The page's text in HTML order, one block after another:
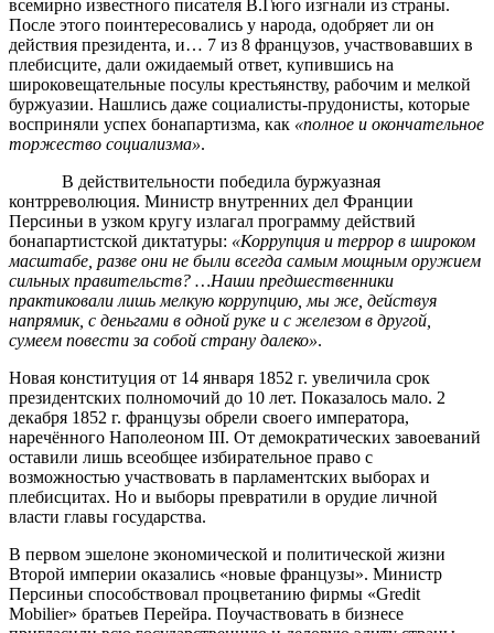
всемирно известного писателя В.Гюго изгнали из страны.
После этого поинтересовались у народа, одобряет ли он
действия президента, и… 7 из 8 французов, участвовавших в
плебисците, дали ожидаемый ответ, купившись на
широковещательные посулы крестьянству, рабочим и мелкой
буржуазии. Нашлись даже социалисты-прудонисты, которые
восприняли успех бонапартизма, как «полное и окончательное
торжество социализма».
В действительности победила буржуазная
контрреволюция. Министр внутренних дел Франции
Персиньи в узком кругу излагал программу действий
бонапартистской диктатуры: «Коррупция и террор в широком
масштабе, разве они не были всегда самым мощным оружием
сильных правительств? …Наши предшественники
практиковали лишь мелкую коррупцию, мы же, действуя
напрямик, с деньгами в одной руке и с железом в другой,
сумеем повести за собой страну далеко».
Новая конституция от 14 января 1852 г. увеличила срок
президентских полномочий до 10 лет. Показалось мало. 2
декабря 1852 г. французы обрели своего императора,
наречённого Наполеоном III. От демократических завоеваний
оставили лишь всеобщее избирательное право с
возможностью участвовать в парламентских выборах и
плебисцитах. Но и выборы превратили в орудие личной
власти главы государства.
В первом эшелоне экономической и политической жизни
Второй империи оказались «новые французы». Министр
Персиньи способствовал процветанию фирмы «Gredit
Mobilier» братьев Перейра. Поучаствовать в бизнесе